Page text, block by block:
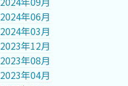
2024年06月
2024年03月
2023年12月
2023年08月
2023年04月